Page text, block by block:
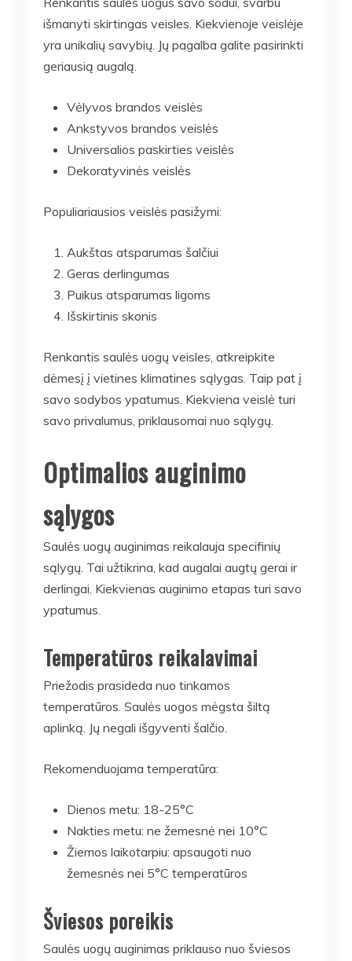
išmanyti skirtingas veisles. Kiekvienoje veislėje
yra unikalių savybių. Jų pagalba galite pasirinkti
geriausią augalą.
Vėlyvos brandos veislės
Ankstyvos brandos veislės
Universalios paskirties veislės
Dekoratyvinės veislės
Populiariausios veislės pasižymi:
Aukštas atsparumas šalčiui
Geras derlingumas
Puikus atsparumas ligoms
Išskirtinis skonis
Renkantis saulės uogų veisles, atkreipkite
dėmesį į vietines klimatines sąlygas. Taip pat į
savo sodybos ypatumus. Kiekviena veislė turi
savo privalumus, priklausomai nuo sąlygų.
Optimalios auginimo
sąlygos
Saulės uogų auginimas reikalauja specifinių
sąlygų. Tai užtikrina, kad augalai augtų gerai ir
derlingai. Kiekvienas auginimo etapas turi savo
ypatumus.
Temperatūros reikalavimai
Priežodis prasideda nuo tinkamos
temperatūros. Saulės uogos mėgsta šiltą
aplinką. Jų negali išgyventi šalčio.
Rekomenduojama temperatūra:
Dienos metu: 18-25°C
Nakties metu: ne žemesnė nei 10°C
Žiemos laikotarpiu: apsaugoti nuo
žemesnės nei 5°C temperatūros
Šviesos poreikis
Saulės uogų auginimas priklauso nuo šviesos